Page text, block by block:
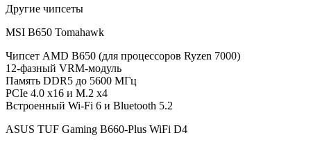
Другие чипсеты
MSI B650 Tomahawk
Чипсет AMD B650 (для процессоров Ryzen 7000)
12-фазный VRM-модуль
Память DDR5 до 5600 МГц
PCIe 4.0 x16 и M.2 x4
Встроенный Wi-Fi 6 и Bluetooth 5.2
ASUS TUF Gaming B660-Plus WiFi D4